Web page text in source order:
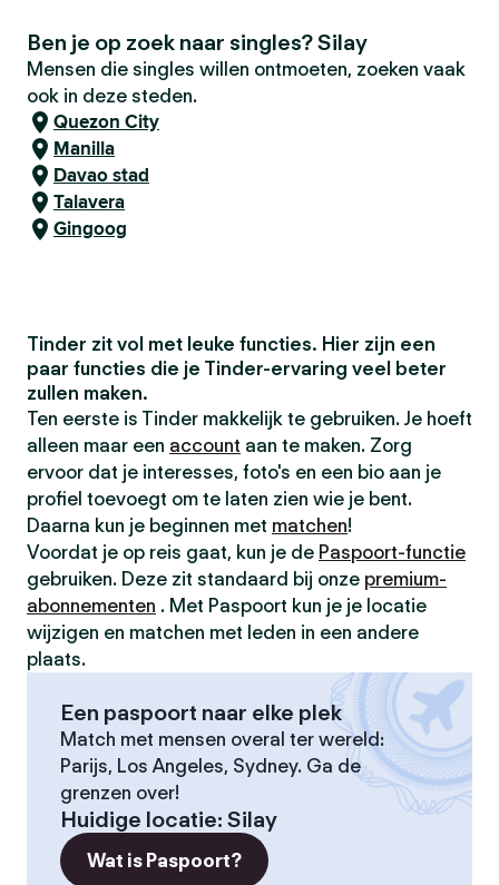
Ben je op zoek naar singles? Silay
Mensen die singles willen ontmoeten, zoeken vaak
ook in deze steden.
Quezon City
Manilla
Davao stad
Talavera
Gingoog
Tinder zit vol met leuke functies. Hier zijn een
paar functies die je Tinder-ervaring veel beter
zullen maken.
Ten eerste is Tinder makkelijk te gebruiken. Je hoeft
alleen maar een account aan te maken. Zorg
ervoor dat je interesses, foto's en een bio aan je
profiel toevoegt om te laten zien wie je bent.
Daarna kun je beginnen met matchen!
Voordat je op reis gaat, kun je de Paspoort-functie
gebruiken. Deze zit standaard bij onze premium-
abonnementen . Met Paspoort kun je je locatie
wijzigen en matchen met leden in een andere
plaats.
Een paspoort naar elke plek
Match met mensen overal ter wereld:
Parijs, Los Angeles, Sydney. Ga de
grenzen over!
Huidige locatie: Silay
Wat is Paspoort?